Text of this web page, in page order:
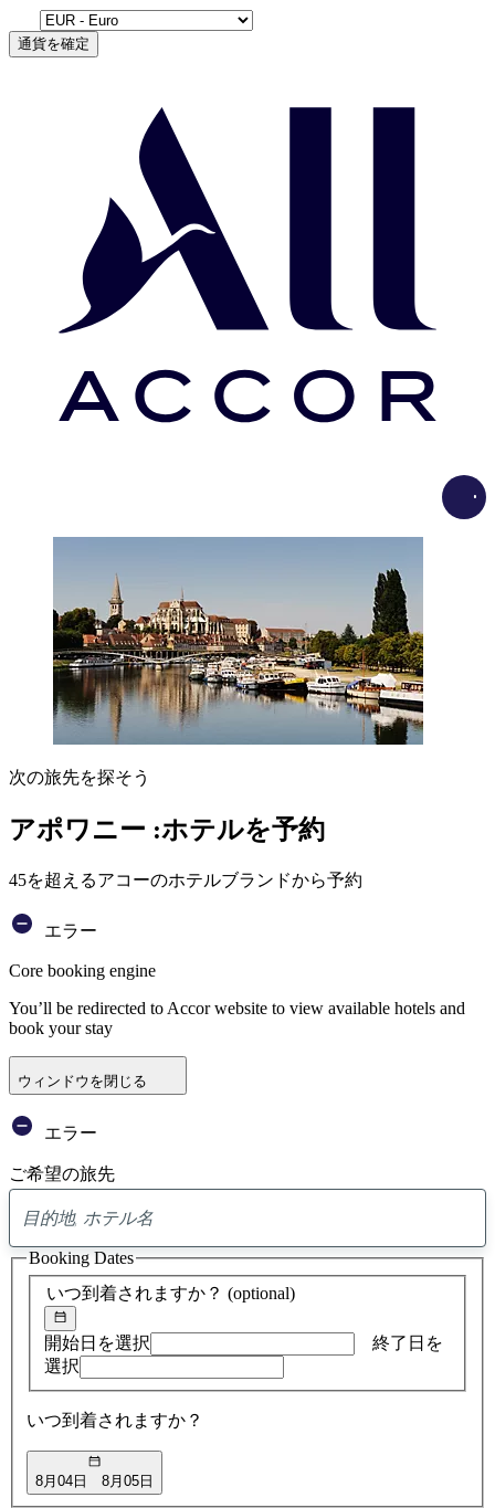
通貨を確定
次の旅先を探そう
アポワニー :ホテルを予約
45を超えるアコーのホテルブランドから予約
エラー
Core booking engine
You’ll be redirected to Accor website to view available hotels and
book your stay
ウィンドウを閉じる
エラー
ご希望の旅先
ア
ド
バ
イ
検
索
いつ到着されますか？ (optional)
開始日を選択
終了日を
選択
いつ到着されますか？
8月04日 8月05日
Booking Dates